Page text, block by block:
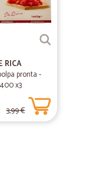
RICA
pronta -
x3
3,99 €